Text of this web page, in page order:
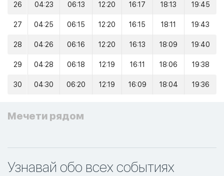
26 04:23 06:13 12:20 16:17 18:13 19:45
27 04:25 06:15 12:20 16:15 18:11 19:43
28 04:26 06:16 12:20 16:13 18:09 19:40
29 04:28 06:18 12:19 16:11 18:06 19:38
30 04:30 06:20 12:19 16:09 18:04 19:36
Мечети рядом
Узнавай обо всех событиях